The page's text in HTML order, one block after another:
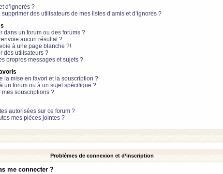
d’ignorés ?
des utilisateurs de mes listes d’amis et d’ignorés ?
dans un forum ou des forums ?
aucun résultat ?
à une page blanche ?!
des utilisateurs ?
propres messages et sujets ?
la mise en favori et la souscription ?
un forum ou à un sujet spécifique ?
souscriptions ?
autorisées sur ce forum ?
mes pièces jointes ?
Problèmes de connexion et d’inscription
me connecter ?